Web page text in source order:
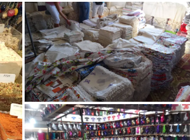
Bild melden
von Franz